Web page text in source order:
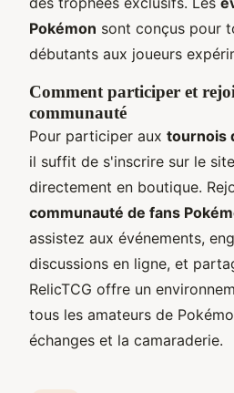
Pokémon sont conçus pour
débutants aux joueurs
Comment participer et
communauté
Pour participer aux tournois
il suffit de s'inscrire sur le
directement en boutique.
communauté de fans
assistez aux événements,
discussions en ligne, et
RelicTCG offre un
tous les amateurs de
échanges et la camaraderie.